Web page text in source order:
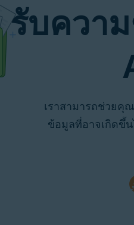
รับควา
เราสามารถช่วยคุ
ข้อมูลที่อาจเกิดขึ้